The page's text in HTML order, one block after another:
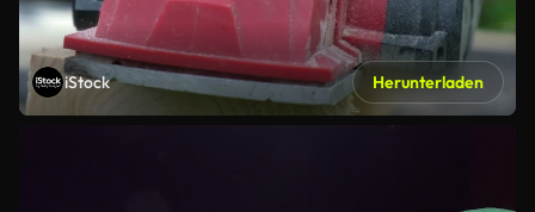
iStock Herunterladen